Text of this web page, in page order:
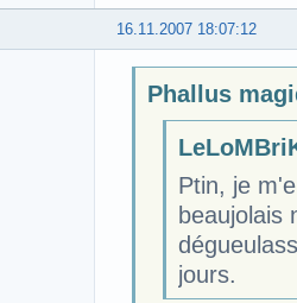
16.11.2007 18:07:12
Phallus
Ptin, je
beaujolais
jours.